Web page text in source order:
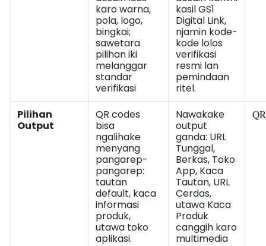
karo warna,
pola, logo,
bingkai;
sawetara
pilihan iki
melanggar
standar
verifikasi
kasil GS1
Digital Link,
njamin kode-
kode lolos
verifikasi
resmi lan
pemindaan
ritel.
Pilihan
Output
QR codes
bisa
ngalihake
menyang
pangarep-
pangarep:
tautan
default, kaca
informasi
produk,
utawa toko
aplikasi.
Nawakake
output
ganda: URL
Tunggal,
Berkas, Toko
App, Kaca
Tautan, URL
Cerdas,
utawa Kaca
Produk
canggih karo
multimedia